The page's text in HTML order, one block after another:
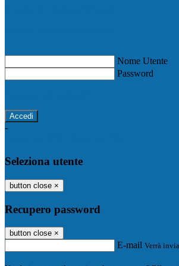
Nome Utente
Password
-
Seleziona utente
button close ×
Recupero password
button close ×
E-mail Verrà